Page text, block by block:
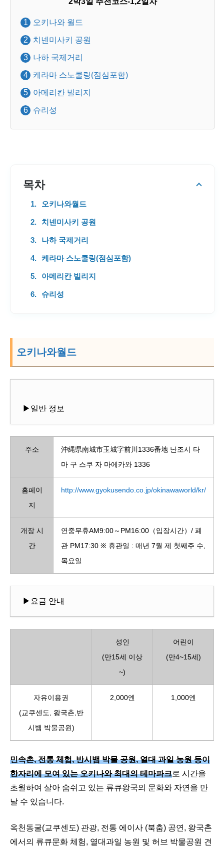
오키나와 월드
치넨미사키 공원
나하 국제거리
케라마 스노쿨링(점심포함)
아메리칸 빌리지
슈리성
목차
오키나와월드
치넨미사키 공원
나하 국제거리
케라마 스노쿨링(점심포함)
아메리칸 빌리지
슈리성
오키나와월드
▶일반 정보
주소
沖縄県南城市玉城字前川1336番地 난조시 타
마 구 스쿠 자 마에카와 1336
홈페이
지
http://www.gyokusendo.co.jp/okinawaworld/kr/
개장 시
간
연중무휴AM9:00～PM16:00（입장시간）/ 폐
관 PM17:30 ※ 휴관일 : 매년 7월 제 첫째주 수,
목요일
▶요금 안내
성인
(만15세 이상
~)
어린이
(만4~15세)
자유이용권
(교쿠센도, 왕국촌,반
시뱀 박물공원)
2,000엔 1,000엔
민속촌, 전통 체험, 반시뱀 박물 공원, 열대 과일 농원 등이
한자리에 모여 있는 오키나와 최대의 테마파크로 시간을
초월하여 살아 숨쉬고 있는 류큐왕국의 문화와 자연을 만
날 수 있습니다.
옥천동굴(교쿠센도) 관광, 전통 에이사 (북춤) 공연, 왕국촌
에서의 류큐문화 체험, 열대과일 농원 및 허브 박물공원 견